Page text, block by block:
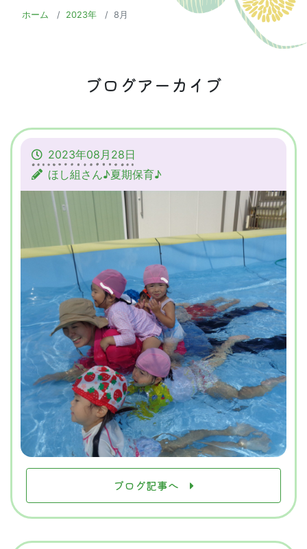
ホーム 2023年 8月
ブログアーカイブ
2023年08月28日
ほし組さん♪夏期保育♪
ブログ記事へ